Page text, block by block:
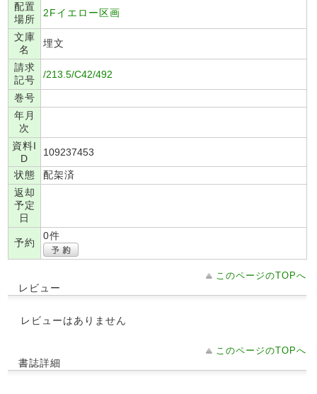
配置
場所
2Fイエロー区画
文庫
名
埋文
請求
記号
/213.5/C42/492
巻号
年月
次
資料I
D
109237453
状態
配架済
返却
予定
日
予約
0件
このページのTOPへ
レビュー
レビューはありません
このページのTOPへ
書誌詳細